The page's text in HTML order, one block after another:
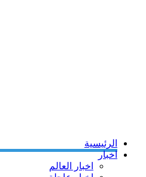
الرئيسية
اخبار
اخبار العالم